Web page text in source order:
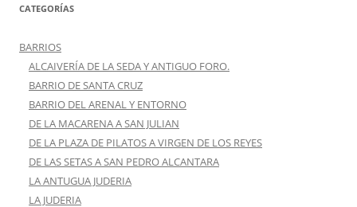
CATEGORÍAS
BARRIOS
ALCAIVERÍA DE LA SEDA Y ANTIGUO FORO.
BARRIO DE SANTA CRUZ
BARRIO DEL ARENAL Y ENTORNO
DE LA MACARENA A SAN JULIAN
DE LA PLAZA DE PILATOS A VIRGEN DE LOS REYES
DE LAS SETAS A SAN PEDRO ALCANTARA
LA ANTUGUA JUDERIA
LA JUDERIA